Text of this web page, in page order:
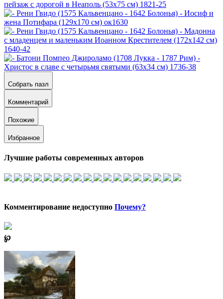
Собрать пазл
Комментарий
Похожие
Избранное
Лучшие работы современных авторов
Комментирование недоступно Почему?
℘